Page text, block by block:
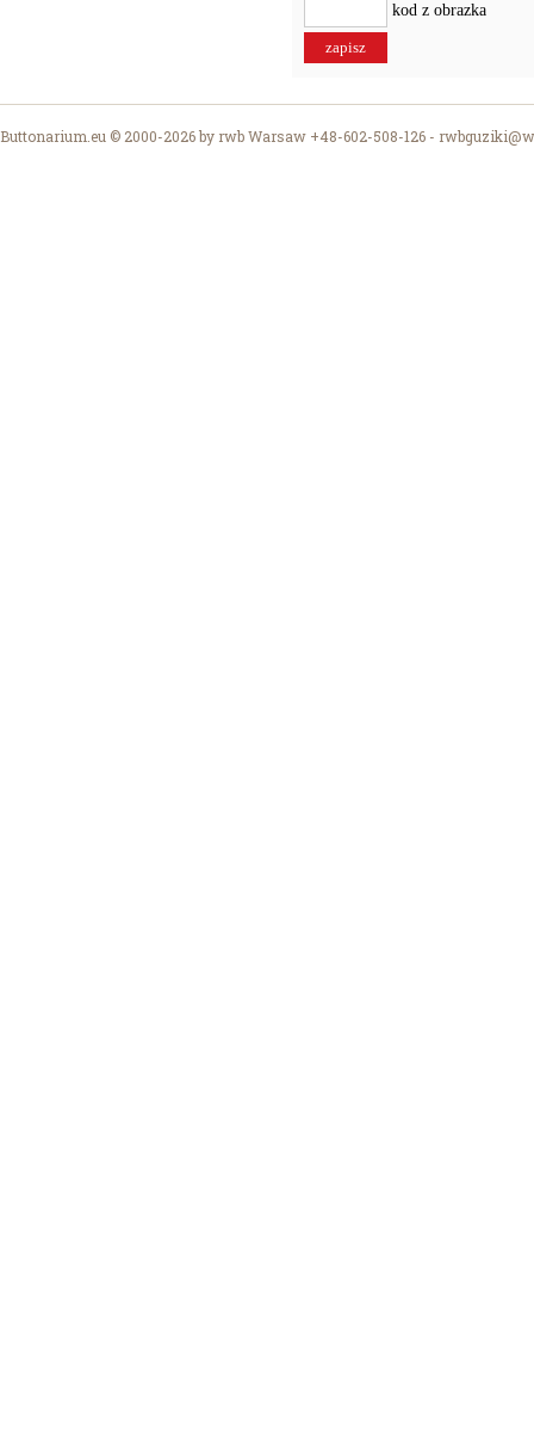
kod z obrazka
Buttonarium.eu © 2000-2026 by rwb Warsaw +48-602-508-126 -